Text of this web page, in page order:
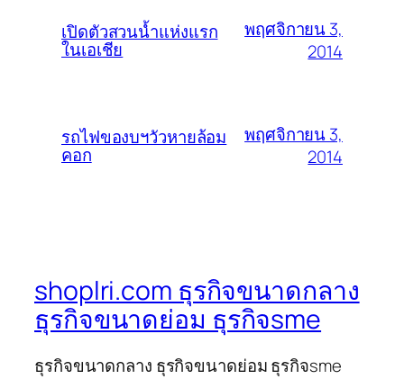
เปิดตัวสวนน้ำแห่งแรก
ในเอเชีย
พฤศจิกายน 3,
2014
รถไฟของบฯวัวหายล้อม
คอก
พฤศจิกายน 3,
2014
shoplri.com ธุรกิจขนาดกลาง
ธุรกิจขนาดย่อม ธุรกิจsme
ธุรกิจขนาดกลาง ธุรกิจขนาดย่อม ธุรกิจsme